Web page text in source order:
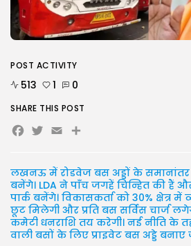
AUGUST 5, 2026
TRENDING CATEGORIES
Uncategorized
मुख्य समाचार
17 Articles
15 Articles
देश
12 Articles
1 Articles
LATEST REVIEWS
लखनऊ में रोडवेज बस अड्डों के समानांतर
बनेंगे। LDA ने पाँच जगहें चिन्हित की हैं
पार्क बनेंगे। विकासकर्ता को 30% क्षेत्र
छूट मिलेगी और प्रति बस सर्विस चार्ज
कमेटी धनराशि तय करेगी। नई नीति के
वाली बसों के लिए प्राइवेट बस अड्डे बनाए
POST ACTIVITY
513 1 0
SHARE THIS POST
Facebook
Twitter
Email